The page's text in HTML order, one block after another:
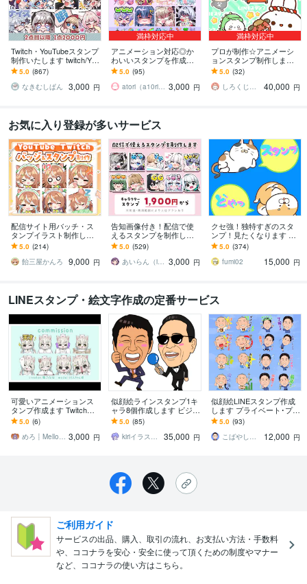
Twitch・YouTubeスタンプ
制作いたします twitch/You
Tube/tiktok配信用スタンプ
制作
5.0 (867)
なきむしぱん
3,000 円
満枠対応中
アニメーション対応◎か
わいいスタンプを作成し
ます 企業実績多数有！Yo
uTube・Twitch・TikTok☆
5.0 (95)
atori（a10ri_p） 3,000 円
満枠対応中
プロが制作☆アニメーシ
ョンスタンプ制作します L
INE、YouTube、Twitch用
アニメスタンプ制作☆
5.0 (32)
しろくじらプラスし
40,000 円
お気に入り登録が多いサービス
配信サイト用バッチ・ス
タンプイラスト制作しま
す 企業実績あり！メンバ
ーシップやサブスク特典
に最適！
5.0 (214)
飴三屋かんろ
9,000 円
告知画像付き！配信で使
えるスタンプを制作しま
す アニメーションスタン
プも対応はじめました！
5.0 (529)
あいらん（iran_stn） 3,000 円
クセ強！独特すぎのスタ
ンプ！見たくなります 大
手企業様お墨付きクオリ
ティ！キャラ映え間違い
ナシ！
5.0 (374)
fumi02
15,000 円
LINEスタンプ・絵文字作成の定番サービス
可愛いアニメーションス
タンプ作成ます TwitchやY
ouTube等で使える可愛い
スタンプを作成！
5.0 (6)
めろ┋Mellow Lo 3,000 円
似顔絵ラインスタンプ1キ
ャラ8個作成します ビジネ
ス、プライベートにアピ
ール大です★登録申請は
ご自身で★
5.0 (85)
kiriイラストレーター
35,000 円
似顔絵LINEスタンプ作成
します プライベート･プレ
ゼント･商用などに！
5.0 (93)
こばやしけい
12,000 円
ご利用ガイド
サービスの出品、購入、取引の流れ、お支払い方法・手数料
や、ココナラを安心・安全に使って頂くための制度やマナー
など、ココナラの使い方はこちら。